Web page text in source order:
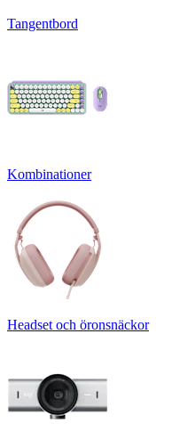
Tangentbord
Kombinationer
Headset och öronsnäckor